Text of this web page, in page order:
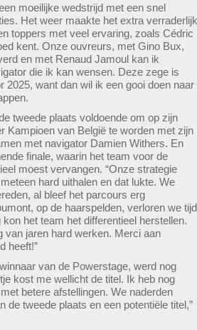
moeilijke wedstrijd met een snel
Het weer maakte het extra verraderlijk
toppers met veel ervaring, zoals Cédric
kent. Onze ouvreurs, met Gino Bux,
en met Renaud Jamoul kan ik
die ik kan wensen. Deze zege is
2025, want dan wil ik een gooi doen naar
tweede plaats voldoende om op zijn
Kampioen van België te worden met zijn
met navigator Damien Withers. En
finale, waarin het team voor de
moest vervangen. “Onze strategie
hard uithalen en dat lukte. We
al bleef het parcours erg
op de haarspelden, verloren we tijd
het team het differentieel herstellen.
van jaren hard werken. Merci aan
heeft!”
van de Powerstage, werd nog
kost me wellicht de titel. Ik heb nog
betere afstellingen. We naderden
de tweede plaats en een potentiële titel,”